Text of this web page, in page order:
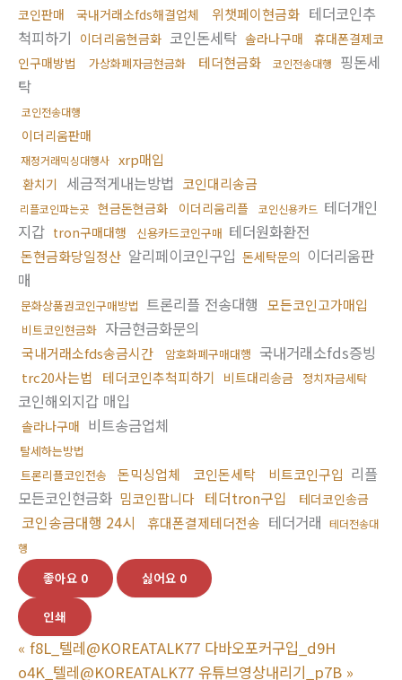
코인판매
국내거래소fds해결업체 위챗페이현금화 테더코인추
척피하기 이더리움현금화 코인돈세탁 솔라나구매
휴대폰결제코
인구매방법
가상화폐자금현금화 테더현금화 코인전송대행
핑돈세
탁
코인전송대행
이더리움판매
재정거래믹싱대행사 xrp매입
환치기 세금적게내는방법 코인대리송금
리플코인파는곳 현금돈현금화 이더리움리플 코인신용카드 테더개인
지갑 tron구매대행 신용카드코인구매 테더원화환전
돈현금화당일정산 알리페이코인구입 돈세탁문의 이더리움판
매
문화상품권코인구매방법 트론리플 전송대행 모든코인고가매입
비트코인현금화 자금현금화문의
국내거래소fds송금시간 암호화폐구매대행 국내거래소fds증빙
trc20사는법 테더코인추척피하기 비트대리송금 정치자금세탁
코인해외지갑 매입
솔라나구매 비트송금업체
탈세하는방법
트론리플코인전송
돈믹싱업체 코인돈세탁 비트코인구입 리플
모든코인현금화 밈코인팝니다 테더tron구입 테더코인송금
코인송금대행 24시 휴대폰결제테더전송 테더거래 테더전송대
행
좋아요 0 싫어요 0
인쇄
« f8L_텔레@KOREATALK77 다바오포커구입_d9H
o4K_텔레@KOREATALK77 유튜브영상내리기_p7B »